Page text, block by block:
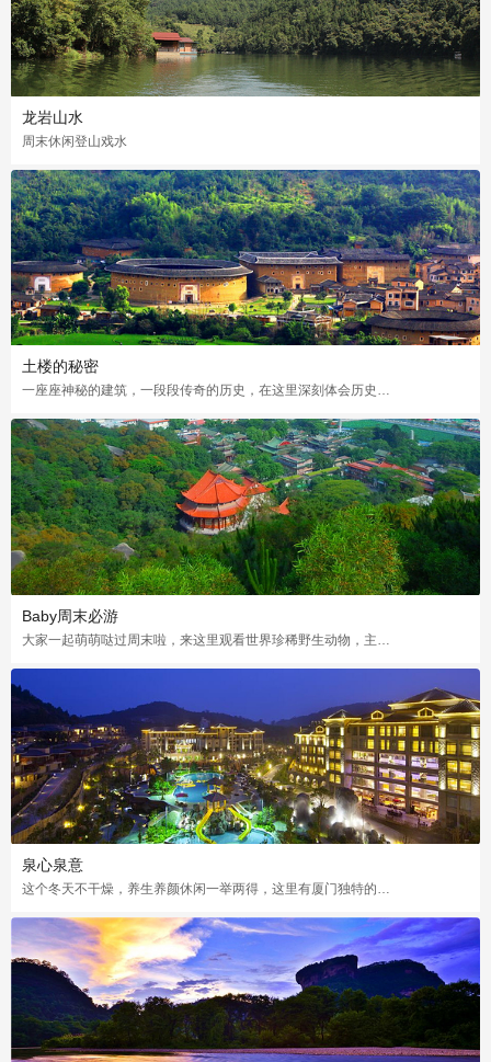
龙岩山水
周末休闲登山戏水
土楼的秘密
一座座神秘的建筑，一段段传奇的历史，在这里深刻体会历史留下的点点足迹，感受闽文化
Baby周末必游
泉心泉意
这个冬天不干燥，养生养颜休闲一举两得，这里有厦门独特的温泉渡假旅游区